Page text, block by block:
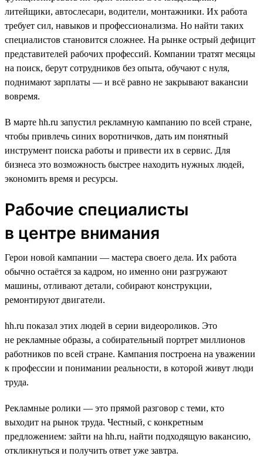
литейщики, автослесари, водители, монтажники. Их работа
требует сил, навыков и профессионализма. Но найти таких
специалистов становится сложнее. На рынке острый дефицит
представителей рабочих профессий. Компании тратят месяцы
на поиск, берут сотрудников без опыта, обучают с нуля,
поднимают зарплаты — и всё равно не закрывают вакансии
вовремя.
В марте hh.ru запустил рекламную кампанию по всей стране,
чтобы привлечь синих воротничков, дать им понятный
инструмент поиска работы и привести их в сервис. Для
бизнеса это возможность быстрее находить нужных людей,
экономить время и ресурсы.
Рабочие специалисты
в центре внимания
Герои новой кампании — мастера своего дела. Их работа
обычно остаётся за кадром, но именно они разгружают
машины, отливают детали, собирают конструкции,
ремонтируют двигатели.
hh.ru показал этих людей в серии видеороликов. Это
не рекламные образы, а собирательный портрет миллионов
работников по всей стране. Кампания построена на уважении
к профессии и понимании реальности, в которой живут люди
труда.
Рекламные ролики — это прямой разговор с теми, кто
выходит на рынок труда. Честный, с конкретным
предложением: зайти на hh.ru, найти подходящую вакансию,
откликнуться и получить ответ уже завтра.